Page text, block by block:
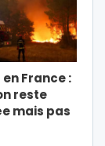
France :
reste
mais pas